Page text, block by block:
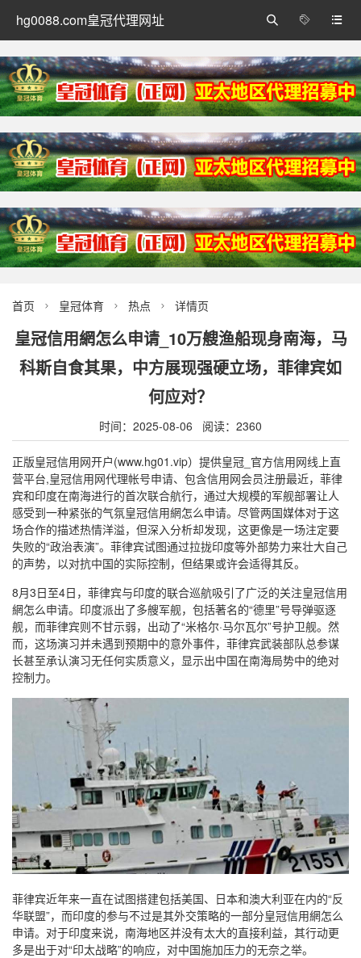
hg0088.com皇冠代理网址 


首页  皇冠体育  热点  详情页
皇冠信用網怎么申请_10万艘渔船现身南海，马
科斯自食其果，中方展现强硬立场，菲律宾如
何应对？
时间：2025-08-06 阅读：2360
正版皇冠信用网开户(www.hg01.vip）提供皇冠_官方信用网线上直
营平台,皇冠信用网代理帐号申请、包含信用网会员注册最近，菲律
宾和印度在南海进行的首次联合航行，通过大规模的军舰部署让人
感受到一种紧张的气氛皇冠信用網怎么申请。尽管两国媒体对于这
场合作的描述热情洋溢，但深入分析却发现，这更像是一场注定要
失败的“政治表演”。菲律宾试图通过拉拢印度等外部势力来壮大自己
的声势，以对抗中国的实际控制，但结果或许会适得其反。
8月3日至4日，菲律宾与印度的联合巡航吸引了广泛的关注皇冠信用
網怎么申请。印度派出了多艘军舰，包括著名的“德里”号导弹驱逐
舰，而菲律宾则不甘示弱，出动了“米格尔·马尔瓦尔”号护卫舰。然
而，这场演习并未遇到预期中的意外事件，菲律宾武装部队总参谋
长甚至承认演习无任何实质意义，显示出中国在南海局势中的绝对
控制力。
菲律宾近年来一直在试图搭建包括美国、日本和澳大利亚在内的“反
华联盟”，而印度的参与不过是其外交策略的一部分皇冠信用網怎么
申请。对于印度来说，南海地区并没有太大的直接利益，其行动更
多是出于对“印太战略”的响应，对中国施加压力的无奈之举。